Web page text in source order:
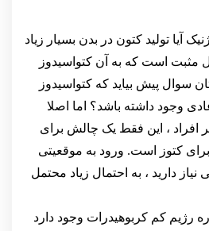
آیا تولید کتون در بدن بسیار زیاد
مثبت است که به آن کتواسیدوز
سوال پیش بیاید که کتواسیدوز
وجود داشته باشد؟ اما اصلا
افراد ، این فقط یک چالش برای
برای کتوز است. ورود به موقعیتی
دارید ، به احتمال زیاد محتمل
رژیم کم کربوهیدرات وجود دارد